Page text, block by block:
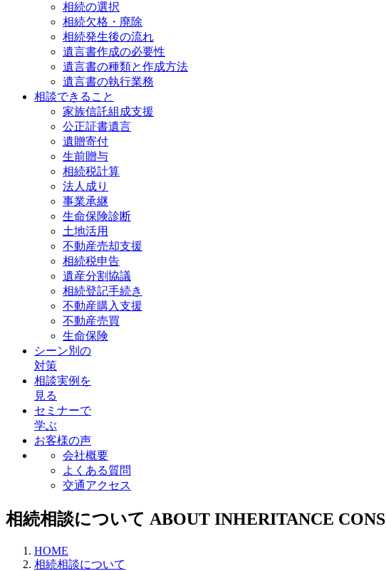
相続の選択
相続欠格・廃除
相続発生後の流れ
遺言書作成の必要性
遺言書の種類と作成方法
遺言書の執行業務
相談できること
家族信託組成支援
公正証書遺言
遺贈寄付
生前贈与
相続税計算
法人成り
事業承継
生命保険診断
土地活用
不動産売却支援
相続税申告
遺産分割協議
相続登記手続き
不動産購入支援
不動産売買
生命保険
シーン別の
対策
相談実例を
見る
セミナーで
学ぶ
お客様の声
会社概要
よくある質問
交通アクセス
相続相談について ABOUT INHERITANCE
HOME
相続相談について